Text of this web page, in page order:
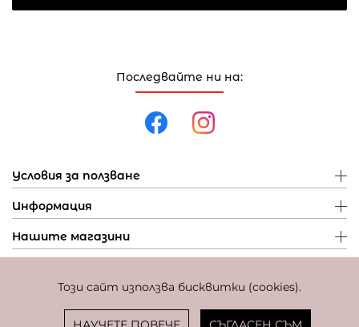
Този сайт използва бисквитки (cookies).
Последвайте ни на:
Условия за ползване
Информация
Нашите магазини
Фиксиран курс за превалутиране: 1 EUR = 1,95583 BGN